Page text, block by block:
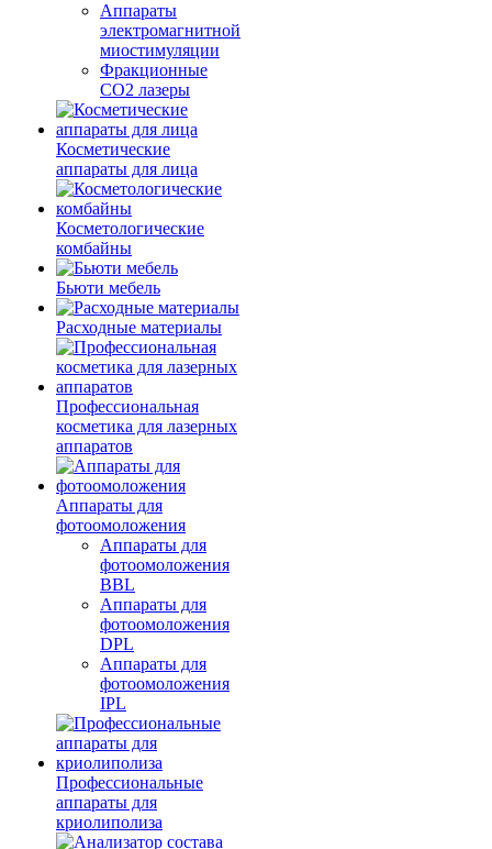
Аппараты
электромагнитной
миостимуляции
Фракционные
CO2 лазеры
Косметические
аппараты для лица
Косметологические
комбайны
Бьюти мебель
Расходные материалы
Профессиональная
косметика для лазерных
аппаратов
Аппараты для
фотоомоложения
Аппараты для
фотоомоложения
BBL
Аппараты для
фотоомоложения
DPL
Аппараты для
фотоомоложения
IPL
Профессиональные
аппараты для
криолиполиза